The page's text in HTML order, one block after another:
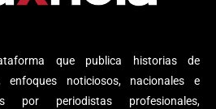
que publica historias de
enfoques noticiosos, nacionales e
por periodistas profesionales,